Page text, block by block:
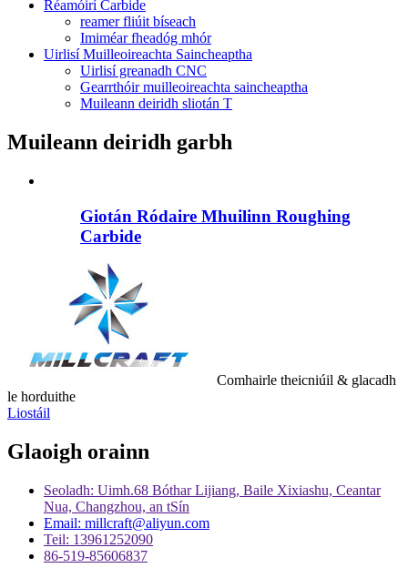
Réamóirí Carbide
reamer fliúit bíseach
Imiméar fheadóg mhór
Uirlisí Muilleoireachta Saincheaptha
Uirlisí greanadh CNC
Gearrthóir muilleoireachta saincheaptha
Muileann deiridh sliotán T
Muileann deiridh garbh
Giotán Ródaire Mhuilinn Roughing
Carbide
Comhairle theicniúil & glacadh
le horduithe
Liostáil
Glaoigh orainn
Seoladh: Uimh.68 Bóthar Lijiang, Baile Xixiashu, Ceantar
Nua, Changzhou, an tSín
Email: millcraft@aliyun.com
Teil: 13961252090
86-519-85606837